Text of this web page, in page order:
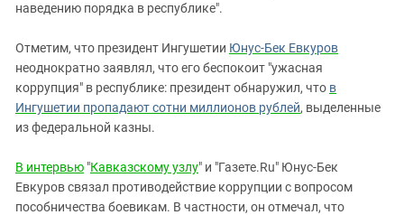
наведению порядка в республике".
Отметим, что президент Ингушетии Юнус-Бек Евкуров
неоднократно заявлял, что его беспокоит "ужасная
коррупция" в республике: президент обнаружил, что в
Ингушетии пропадают сотни миллионов рублей, выделенные
из федеральной казны.
В интервью "Кавказскому узлу" и "Газете.Ru" Юнус-Бек
Евкуров связал противодействие коррупции с вопросом
пособничества боевикам. В частности, он отмечал, что